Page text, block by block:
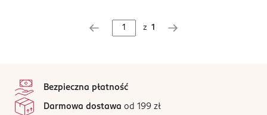
z 1
Bezpieczna płatność
Darmowa dostawa od 199 zł